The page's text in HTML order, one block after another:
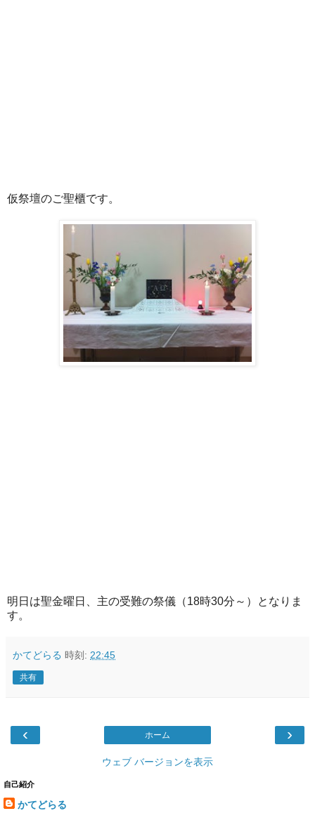
仮祭壇のご聖櫃です。
明日は聖金曜日、主の受難の祭儀（18時30分～）となりま
す。
かてどらる 時刻: 22:45
共有
‹ ›
ホーム
ウェブ バージョンを表示
自己紹介
かてどらる